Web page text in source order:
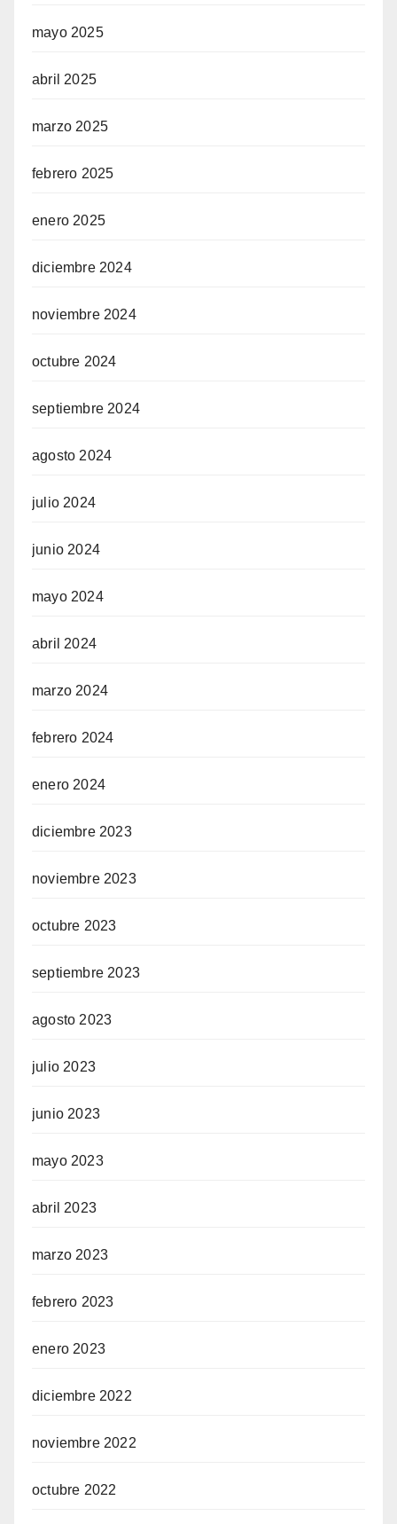
mayo 2025
abril 2025
marzo 2025
febrero 2025
enero 2025
diciembre 2024
noviembre 2024
octubre 2024
septiembre 2024
agosto 2024
julio 2024
junio 2024
mayo 2024
abril 2024
marzo 2024
febrero 2024
enero 2024
diciembre 2023
noviembre 2023
octubre 2023
septiembre 2023
agosto 2023
julio 2023
junio 2023
mayo 2023
abril 2023
marzo 2023
febrero 2023
enero 2023
diciembre 2022
noviembre 2022
octubre 2022